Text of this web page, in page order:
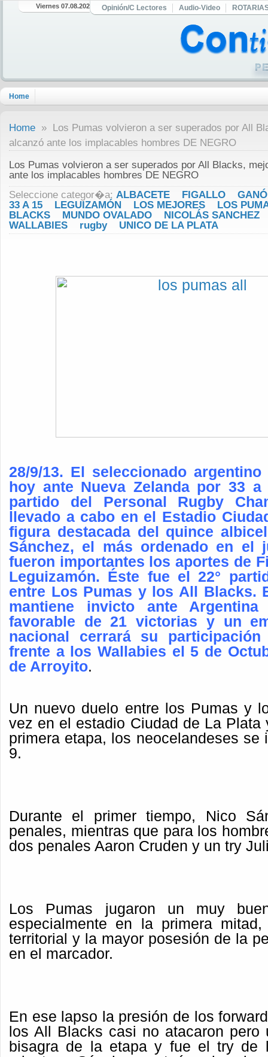
Viernes 07.08.2026 Opinión/C Lectores Audio-Video
Home
Home » Los Pumas volvieron a ser superados por All
alcanzó ante los implacables hombres DE NEGRO
Los Pumas volvieron a ser superados por All Blacks,
ante los implacables hombres DE NEGRO
Seleccione categor�a: ALBACETE FIGALLO
33 A 15
LEGUIZAMÓN LOS MEJORES
LOS
BLACKS
MUNDO OVALADO
NICOLÁS SANCHEZ
WALLABIES
rugby UNICO DE LA PLATA
28/9/13. El seleccionado
hoy ante Nueva Zelanda por 33
partido del Personal Rugby
llevado a cabo en el Estadio
figura destacada del quince
Sánchez, el más ordenado en el
fueron importantes los aportes de
Leguizamón. Éste fue el 22°
entre Los Pumas y los All Blacks.
mantiene invicto ante
favorable de 21 victorias y un
nacional cerrará su
frente a los Wallabies el 5 de
de Arroyito.
Un nuevo duelo entre los Pumas y
vez en el estadio Ciudad de La Plata
primera etapa, los neocelandeses se
9.
Durante el primer tiempo, Nico
penales, mientras que para los
dos penales Aaron Cruden y un try
Los Pumas jugaron un muy
especialmente en la primera
territorial y la mayor posesión de la
en el marcador.
En ese lapso la presión de los
los All Blacks casi no atacaron pero
bisagra de la etapa y fue el try de